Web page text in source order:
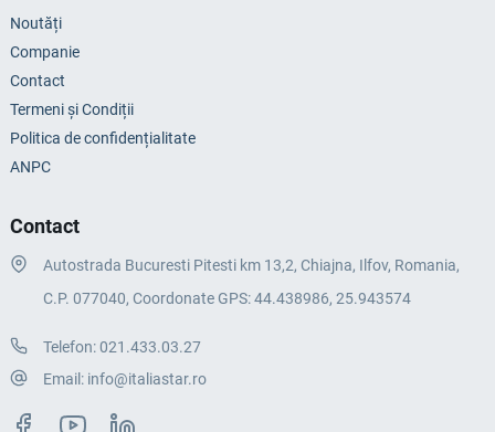
Noutăți
Companie
Contact
Termeni și Condiții
Politica de confidențialitate
ANPC
Contact
Autostrada Bucuresti Pitesti km 13,2, Chiajna, Ilfov, Romania,
C.P. 077040, Coordonate GPS: 44.438986, 25.943574
Telefon:021.433.03.27
Email: info@italiastar.ro